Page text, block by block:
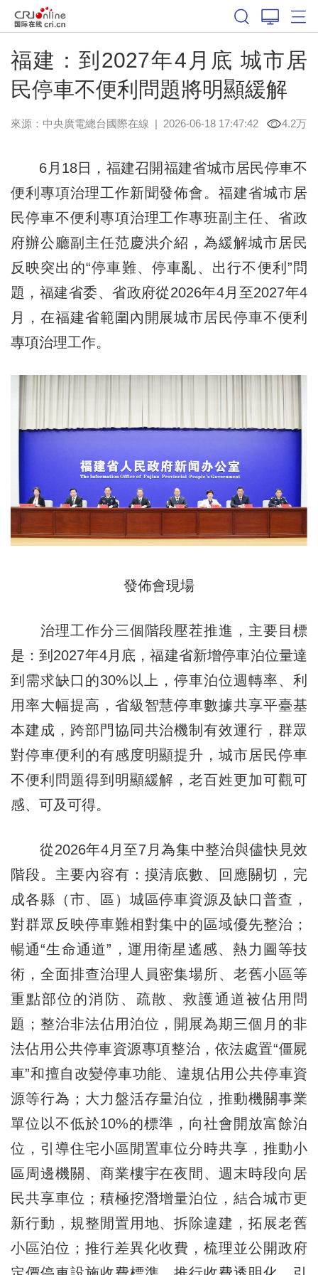
福建：到2027年4月底 城市居
民停車不便利問題將明顯緩解
來源：中央廣電總台國際在線 | 2026-06-18 17:47:42 4.2万
6月18日，福建召開福建省城市居民停車不
便利專項治理工作新聞發佈會。福建省城市居
民停車不便利專項治理工作專班副主任、省政
府辦公廳副主任范慶洪介紹，為緩解城市居民
反映突出的“停車難、停車亂、出行不便利”問
題，福建省委、省政府從2026年4月至2027年4
月，在福建省範圍內開展城市居民停車不便利
專項治理工作。
發佈會現場
治理工作分三個階段壓茬推進，主要目標
是：到2027年4月底，福建省新增停車泊位量達
到需求缺口的30%以上，停車泊位週轉率、利
用率大幅提高，省級智慧停車數據共享平臺基
本建成，跨部門協同共治機制有效運行，群眾
對停車便利的有感度明顯提升，城市居民停車
不便利問題得到明顯緩解，老百姓更加可觀可
感、可及可得。
從2026年4月至7月為集中整治與儘快見效
階段。主要內容有：摸清底數、回應關切，完
成各縣（市、區）城區停車資源及缺口普查，
對群眾反映停車難相對集中的區域優先整治；
暢通“生命通道”，運用衛星遙感、熱力圖等技
術，全面排查治理人員密集場所、老舊小區等
重點部位的消防、疏散、救護通道被佔用問
題；整治非法佔用泊位，開展為期三個月的非
法佔用公共停車資源專項整治，依法處置“僵屍
車”和擅自改變停車功能、違規佔用公共停車資
源等行為；大力盤活存量泊位，推動機關事業
單位以不低於10%的標準，向社會開放富餘泊
位，引導住宅小區閒置車位分時共享，推動小
區周邊機關、商業樓宇在夜間、週末時段向居
民共享車位；積極挖潛增量泊位，結合城市更
新行動，規整閒置用地、拆除違建，拓展老舊
小區泊位；推行差異化收費，梳理並公開政府